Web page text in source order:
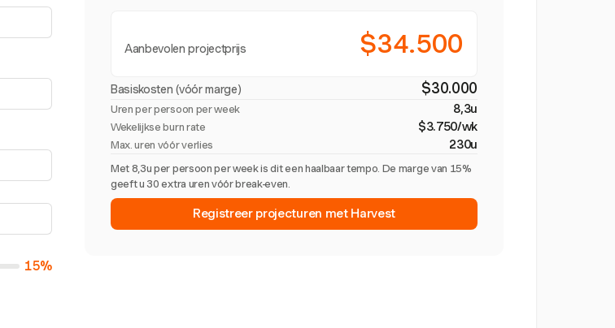
15%
Aanbevolen projectprijs $34.500
Basiskosten (vóór marge) $30.000
Uren per persoon per week 8,3u
Wekelijkse burn rate $3.750/wk
Max. uren vóór verlies 230u
Met 8,3u per persoon per week is dit een haalbaar tempo. De marge van 15%
geeft u 30 extra uren vóór break-even.
Registreer projecturen met Harvest